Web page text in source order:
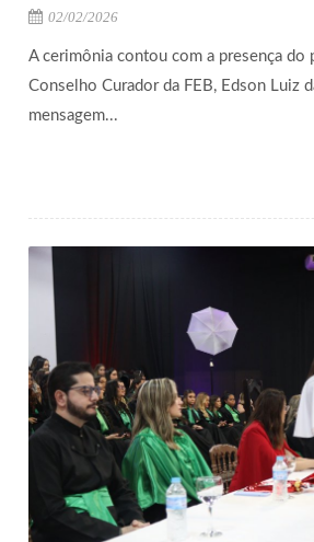
02/02/2026
A cerimônia contou com a presença do
Conselho Curador da FEB, Edson Luiz
mensagem...